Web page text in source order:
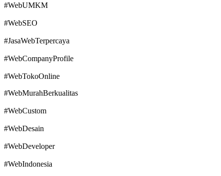
#WebUMKM
#WebSEO
#JasaWebTerpercaya
#WebCompanyProfile
#WebTokoOnline
#WebMurahBerkualitas
#WebCustom
#WebDesain
#WebDeveloper
#WebIndonesia